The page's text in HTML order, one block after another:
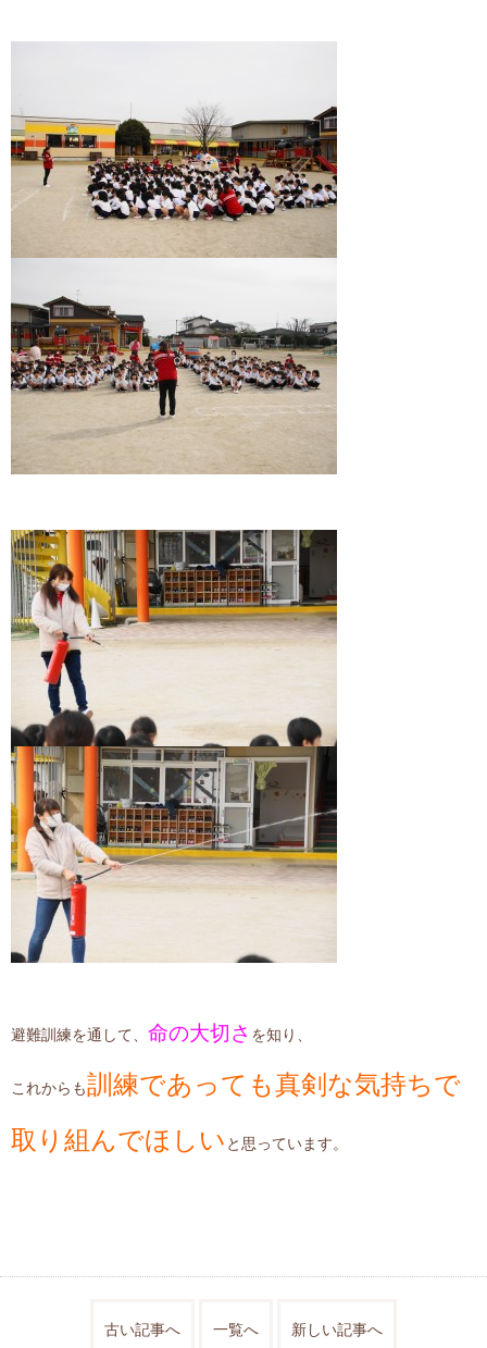
避難訓練を通して、 命の大切さ を知り、
これからも訓練であっても真剣な気持ちで
取り組んでほしい と思っています。
古い記事へ 一覧へ 新しい記事へ